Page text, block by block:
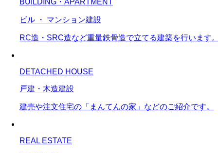
BUILDING・APARTMENT
ビル ・ マンション建設
RC造・SRC造など重量鉄骨造で立てる建築を行います
DETACHED HOUSE
戸建・木造建設
建売や注文住宅の「まんてんの家」などのご紹介です。
REAL ESTATE